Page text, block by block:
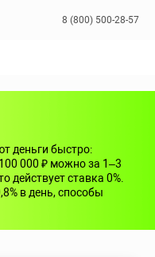
8 (800) 500-28-57
деньги быстро:
000 ₽ можно за 1–3
действует ставка 0%.
в день, способы